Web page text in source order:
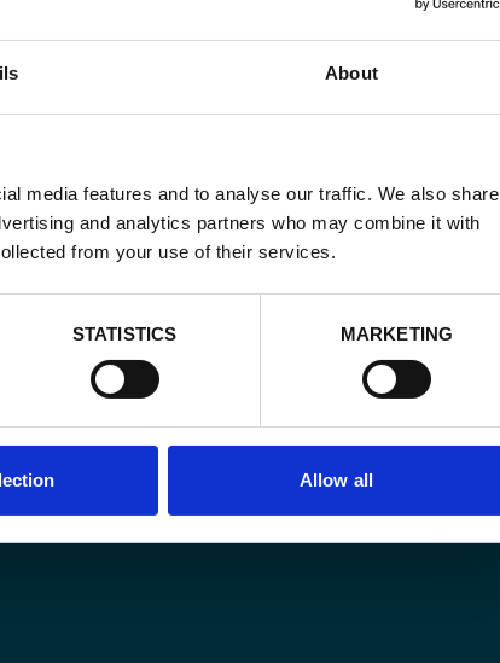
About
media features and to analyse our traffic. We also share
and analytics partners who may combine it with
from your use of their services.
STATISTICS MARKETING
Allow all